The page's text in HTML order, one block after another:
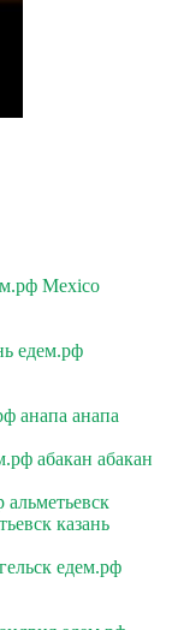
Mexico
едем.рф
анапа анапа
абакан абакан
альметьевск
казань
едем.рф